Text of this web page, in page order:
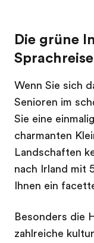
Die grüne
Wenn Sie sich
Senioren im
Sie eine
charmanten
Landschaften
nach Irland mit
Ihnen ein
Besonders die
zahlreiche